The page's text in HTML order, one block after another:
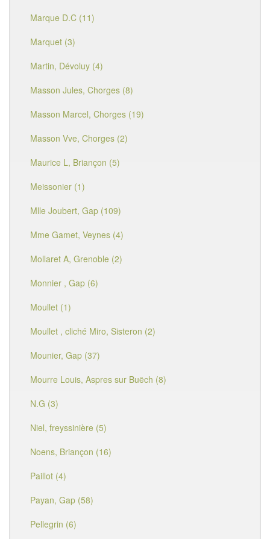
Marque D.C (11)
Marquet (3)
Martin, Dévoluy (4)
Masson Jules, Chorges (8)
Masson Marcel, Chorges (19)
Masson Vve, Chorges (2)
Maurice L, Briançon (5)
Meissonier (1)
Mlle Joubert, Gap (109)
Mme Gamet, Veynes (4)
Mollaret A, Grenoble (2)
Monnier , Gap (6)
Moullet (1)
Moullet , cliché Miro, Sisteron (2)
Mounier, Gap (37)
Mourre Louis, Aspres sur Buëch (8)
N.G (3)
Niel, freyssinière (5)
Noens, Briançon (16)
Paillot (4)
Payan, Gap (58)
Pellegrin (6)